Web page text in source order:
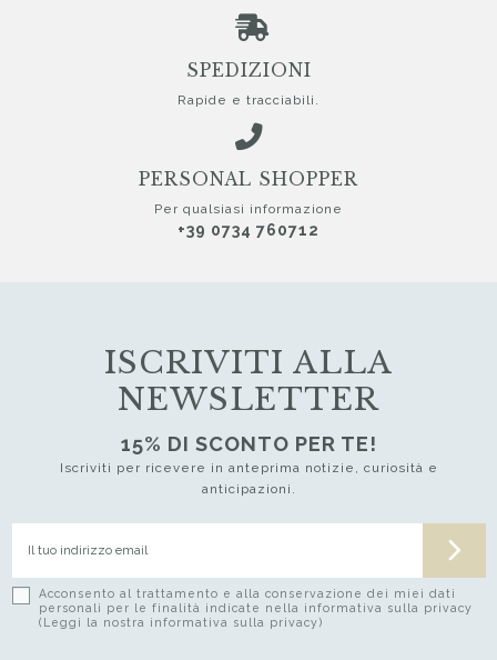
ISCRIVITI ALLA
NEWSLETTER
15% DI SCONTO PER TE!
Iscriviti per ricevere in anteprima notizie, curiosità e
anticipazioni.
Acconsento al trattamento e alla conservazione dei miei dati
personali per le finalità indicate nella informativa sulla privacy
(Leggi la nostra informativa sulla privacy)
SPEDIZIONI
Rapide e tracciabili.
PERSONAL SHOPPER
Per qualsiasi informazione
+39 0734 760712